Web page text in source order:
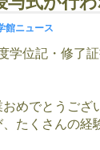
館ニュース
学位記・修了
めでとうござ
たくさんの経